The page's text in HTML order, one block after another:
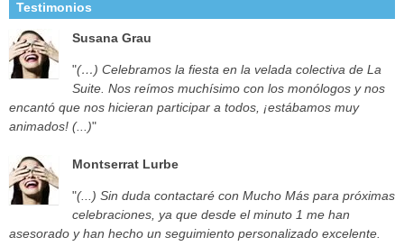
Testimonios
Susana Grau
"(…) Celebramos la fiesta en la velada colectiva de La
Suite. Nos reímos muchísimo con los monólogos y nos
encantó que nos hicieran participar a todos, ¡estábamos muy
animados! (...)"
Montserrat Lurbe
"(...) Sin duda contactaré con Mucho Más para próximas
celebraciones, ya que desde el minuto 1 me han
asesorado y han hecho un seguimiento personalizado excelente.